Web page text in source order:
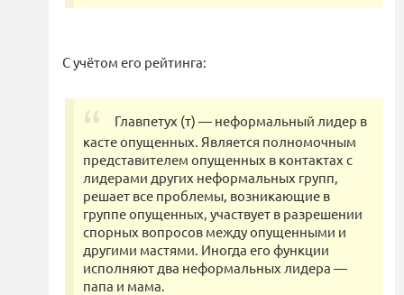
С учётом его рейтинга:
Главпетух (т) — неформальный лидер в
касте опущенных. Является полномочным
представителем опущенных в контактах с
лидерами других неформальных групп,
решает все проблемы, возникающие в
группе опущенных, участвует в разрешении
спорных вопросов между опущенными и
другими мастями. Иногда его функции
исполняют два неформальных лидера —
папа и мама.